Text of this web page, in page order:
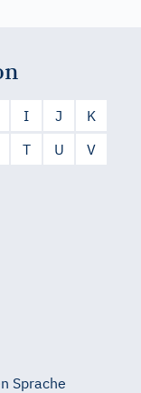
I J
K
T U
V
Sprache